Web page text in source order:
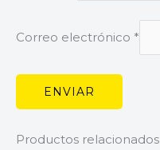
Correo electrónico *
Productos relacionados